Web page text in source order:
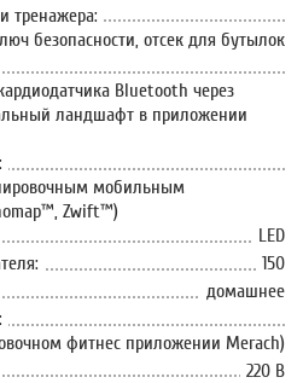
тренажера:
безопасности, отсек для бутылок
Bluetooth через
ландшафт в приложении
мобильным
Zwift™)
LED
150
домашнее
фитнес приложении Merach)
220 В